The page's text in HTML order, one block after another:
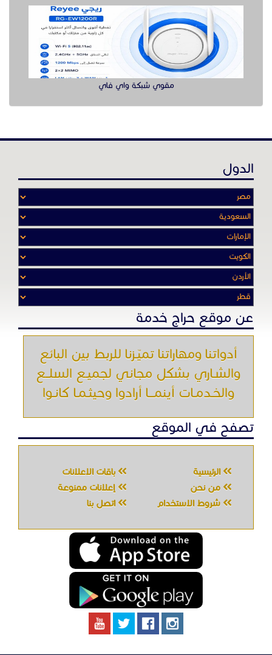
مقوي شبكة واي فاي
الدول
عن موقع حراج خدمة
أدواتنا ومهاراتنا تميّـزنا للربط بين البائع
والشـاري بشكل مجاني لجميـع السلــع
والخـدمـات أينمـــا أرادوا وحيثـمـا كانـوا
تصفح في الموقع
الرئيسية
باقات الإعلانات
من نحن
إعلانات ممنوعة
شروط الاستخدام
اتصل بنا